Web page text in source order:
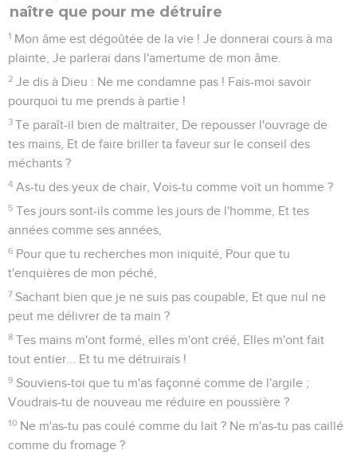
naître que pour me détruire
1 Mon âme est dégoûtée de la vie ! Je donnerai cours à ma
plainte, Je parlerai dans l'amertume de mon âme.
2 Je dis à Dieu : Ne me condamne pas ! Fais-moi savoir
pourquoi tu me prends à partie !
3 Te paraît-il bien de maltraiter, De repousser l'ouvrage de
tes mains, Et de faire briller ta faveur sur le conseil des
méchants ?
4 As-tu des yeux de chair, Vois-tu comme voit un homme ?
5 Tes jours sont-ils comme les jours de l'homme, Et tes
années comme ses années,
6 Pour que tu recherches mon iniquité, Pour que tu
t'enquières de mon péché,
7 Sachant bien que je ne suis pas coupable, Et que nul ne
peut me délivrer de ta main ?
8 Tes mains m'ont formé, elles m'ont créé, Elles m'ont fait
tout entier... Et tu me détruirais !
9 Souviens-toi que tu m'as façonné comme de l'argile ;
Voudrais-tu de nouveau me réduire en poussière ?
10 Ne m'as-tu pas coulé comme du lait ? Ne m'as-tu pas caillé
comme du fromage ?